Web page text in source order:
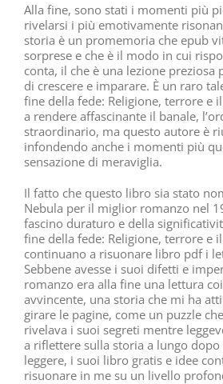
Alla fine, sono stati i momenti più
rivelarsi i più emotivamente
storia è un promemoria che epub
sorprese e che è il modo in cui
conta, il che è una lezione preziosa
di crescere e imparare. È un raro
fine della fede: Religione, terrore e
a rendere affascinante il banale,
straordinario, ma questo autore è
infondendo anche i momenti più
sensazione di meraviglia.
Il fatto che questo libro sia stato
Nebula per il miglior romanzo nel
fascino duraturo e della
fine della fede: Religione, terrore e
continuano a risuonare libro pdf i
Sebbene avesse i suoi difetti e
romanzo era alla fine una lettura
avvincente, una storia che mi ha
girare le pagine, come un puzzle
rivelava i suoi segreti mentre
a riflettere sulla storia a lungo
leggere, i suoi libro gratis e idee
risuonare in me su un livello